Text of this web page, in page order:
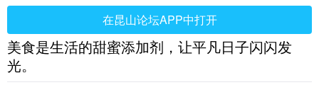
在昆山论坛APP中打开
美食是生活的甜蜜添加剂，让平凡日子闪闪发
光。